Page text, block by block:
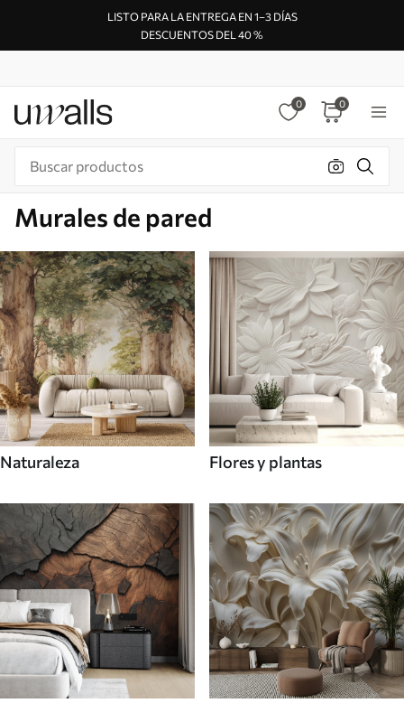
LISTO PARA LA ENTREGA EN 1–3 DÍAS
DESCUENTOS DEL 40 %
0 0
Murales de pared
Naturaleza Flores y plantas